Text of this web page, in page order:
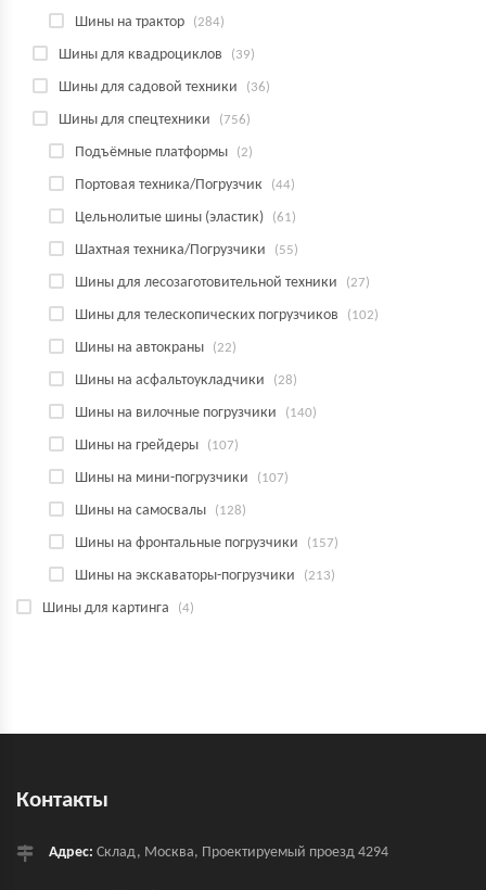
Шины на трактор (284)
Шины для квадроциклов (39)
Шины для садовой техники (36)
Шины для спецтехники (756)
Подъёмные платформы (2)
Портовая техника/Погрузчик (44)
Цельнолитые шины (эластик) (61)
Шахтная техника/Погрузчики (55)
Шины для лесозаготовительной техники (27)
Шины для телескопических погрузчиков (102)
Шины на автокраны (22)
Шины на асфальтоукладчики (28)
Шины на вилочные погрузчики (140)
Шины на грейдеры (107)
Шины на мини-погрузчики (107)
Шины на самосвалы (128)
Шины на фронтальные погрузчики (157)
Шины на экскаваторы-погрузчики (213)
Шины для картинга (4)
Контакты
Адрес: Склад, Москва, Проектируемый проезд 4294